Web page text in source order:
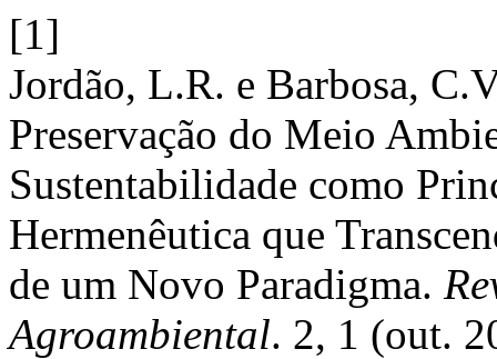
[1]
Jordão, L.R. e Barbosa,
Preservação do Meio
Sustentabilidade como
Hermenêutica que
de um Novo Paradigma.
Agroambiental. 2, 1 (out.